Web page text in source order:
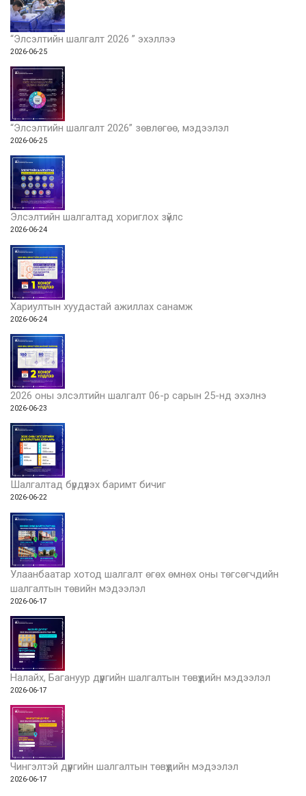
“Элсэлтийн шалгалт 2026 ” эхэллээ
2026-06-25
“Элсэлтийн шалгалт 2026” зөвлөгөө, мэдээлэл
2026-06-25
Элсэлтийн шалгалтад хориглох зүйлс
2026-06-24
Хариултын хуудастай ажиллах санамж
2026-06-24
2026 оны элсэлтийн шалгалт 06-р сарын 25-нд эхэлнэ
2026-06-23
Шалгалтад бүрдүүлэх баримт бичиг
2026-06-22
Улаанбаатар хотод шалгалт өгөх өмнөх оны төгсөгчдийн
шалгалтын төвийн мэдээлэл
2026-06-17
Налайх, Багануур дүүргийн шалгалтын төвүүдийн мэдээлэл
2026-06-17
Чингэлтэй дүүргийн шалгалтын төвүүдийн мэдээлэл
2026-06-17